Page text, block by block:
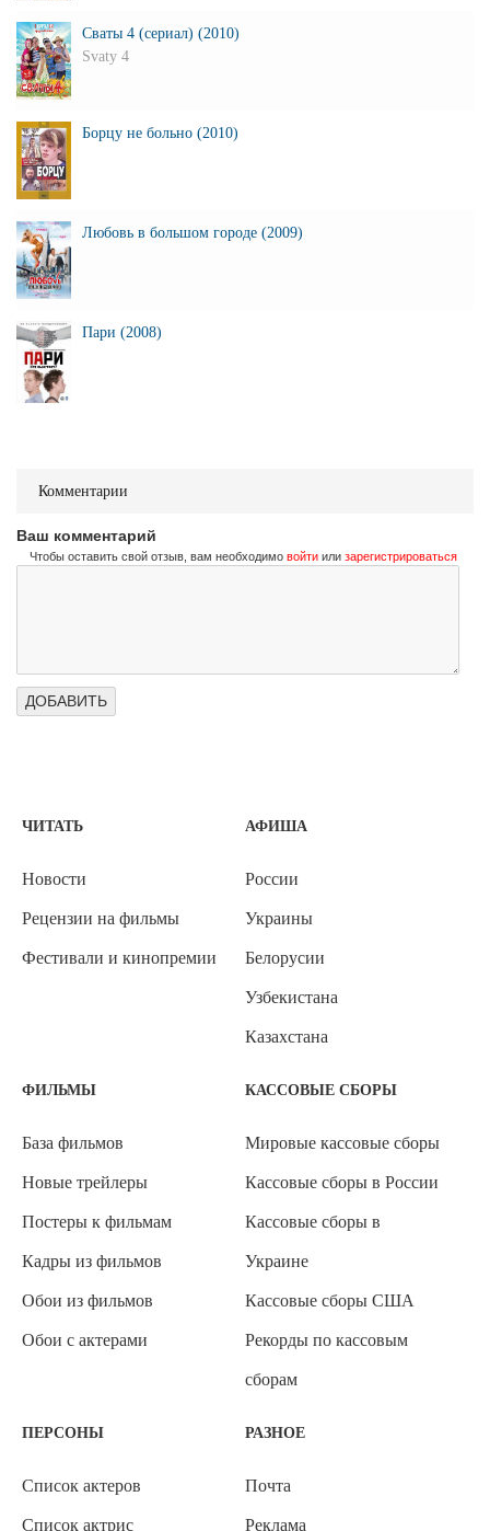
Сваты 4 (сериал) (2010)
Svaty 4
Борцу не больно (2010)
Любовь в большом городе (2009)
Пари (2008)
Комментарии
Ваш комментарий
Чтобы оставить свой отзыв, вам необходимо войти или зарегистрироваться
ЧИТАТЬ
Новости
Рецензии на фильмы
Фестивали и кинопремии
АФИША
России
Украины
Белорусии
Узбекистана
Казахстана
ФИЛЬМЫ
База фильмов
Новые трейлеры
Постеры к фильмам
Кадры из фильмов
Обои из фильмов
Обои с актерами
КАССОВЫЕ СБОРЫ
Мировые кассовые сборы
Кассовые сборы в России
Кассовые сборы в
Украине
Кассовые сборы США
Рекорды по кассовым
сборам
ПЕРСОНЫ
Список актеров
Список актрис
РАЗНОЕ
Почта
Реклама